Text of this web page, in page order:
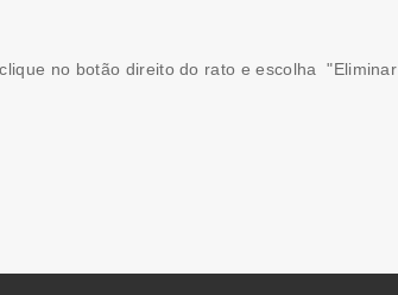
no botão direito do rato e escolha "Eliminar